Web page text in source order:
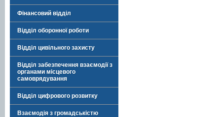
Фінансовий відділ
Відділ оборонної роботи
Відділ цивільного захисту
Відділ забезпечення взаємодії з
органами місцевого
самоврядування
Відділ цифрового розвитку
Взаємодія з громадськістю